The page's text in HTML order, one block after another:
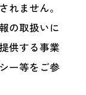
れません。
の取扱いに
供する事業
ー等をご参